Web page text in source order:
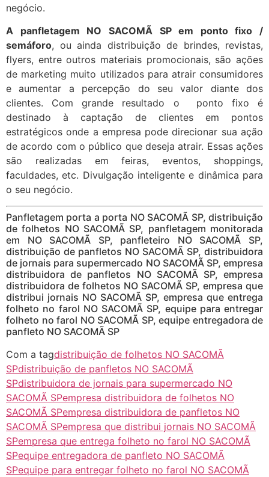
negócio.
A panfletagem NO SACOMÃ SP em ponto fixo /
semáforo, ou ainda distribuição de brindes, revistas,
flyers, entre outros materiais promocionais, são ações
de marketing muito utilizados para atrair consumidores
e aumentar a percepção do seu valor diante dos
clientes. Com grande resultado o ponto fixo é
destinado à captação de clientes em pontos
estratégicos onde a empresa pode direcionar sua ação
de acordo com o público que deseja atrair. Essas ações
são realizadas em feiras, eventos, shoppings,
faculdades, etc. Divulgação inteligente e dinâmica para
o seu negócio.
Panfletagem porta a porta NO SACOMÃ SP, distribuição
de folhetos NO SACOMÃ SP, panfletagem monitorada
em NO SACOMÃ SP, panfleteiro NO SACOMÃ SP,
distribuição de panfletos NO SACOMÃ SP, distribuidora
de jornais para supermercado NO SACOMÃ SP, empresa
distribuidora de panfletos NO SACOMÃ SP, empresa
distribuidora de folhetos NO SACOMÃ SP, empresa que
distribui jornais NO SACOMÃ SP, empresa que entrega
folheto no farol NO SACOMÃ SP, equipe para entregar
folheto no farol NO SACOMÃ SP, equipe entregadora de
panfleto NO SACOMÃ SP
Com a tagdistribuição de folhetos NO SACOMÃ
SPdistribuição de panfletos NO SACOMÃ
SPdistribuidora de jornais para supermercado NO
SACOMÃ SPempresa distribuidora de folhetos NO
SACOMÃ SPempresa distribuidora de panfletos NO
SACOMÃ SPempresa que distribui jornais NO SACOMÃ
SPempresa que entrega folheto no farol NO SACOMÃ
SPequipe entregadora de panfleto NO SACOMÃ
SPequipe para entregar folheto no farol NO SACOMÃ